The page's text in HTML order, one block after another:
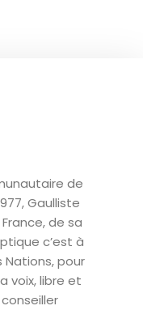
de
Gaulliste
de sa
c’est à
pour
voix, libre et